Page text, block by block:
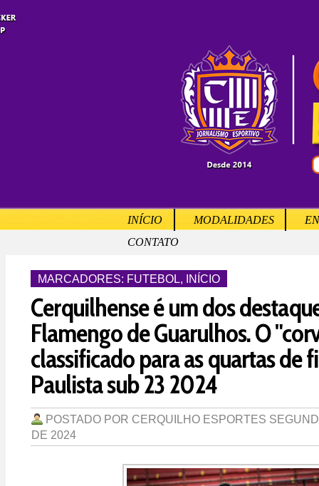
INÍCIO MODALIDADES
CONTATO
MARCADORES: FUTEBOL, INÍCIO
Cerquilhense é um dos
Flamengo de Guarulhos. O
classificado para as quartas de
Paulista sub 23 2024
POSTADO POR CERQUILHO ESPORTES
DE 2024